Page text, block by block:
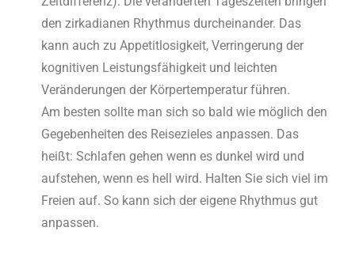
den zirkadianen Rhythmus durcheinander. Das
kann auch zu Appetitlosigkeit, Verringerung der
kognitiven Leistungsfähigkeit und leichten
Veränderungen der Körpertemperatur führen.
Am besten sollte man sich so bald wie möglich den
Gegebenheiten des Reisezieles anpassen. Das
heißt: Schlafen gehen wenn es dunkel wird und
aufstehen, wenn es hell wird. Halten Sie sich viel im
Freien auf. So kann sich der eigene Rhythmus gut
anpassen.